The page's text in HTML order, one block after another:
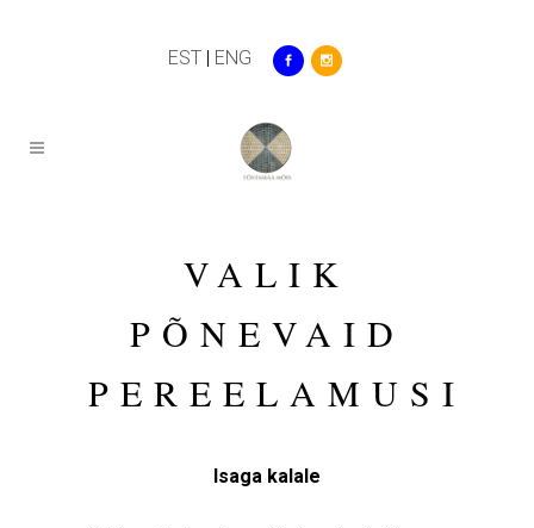
EST | ENG
VALIK
PÕNEVAID
PEREELAMUSI
Isaga kalale